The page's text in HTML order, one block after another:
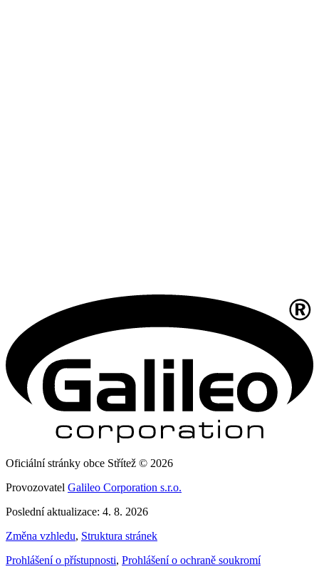
Oficiální stránky obce Střítež © 2026
Provozovatel Galileo Corporation s.r.o.
Poslední aktualizace: 4. 8. 2026
Změna vzhledu, Struktura stránek
Prohlášení o přístupnosti, Prohlášení o ochraně soukromí